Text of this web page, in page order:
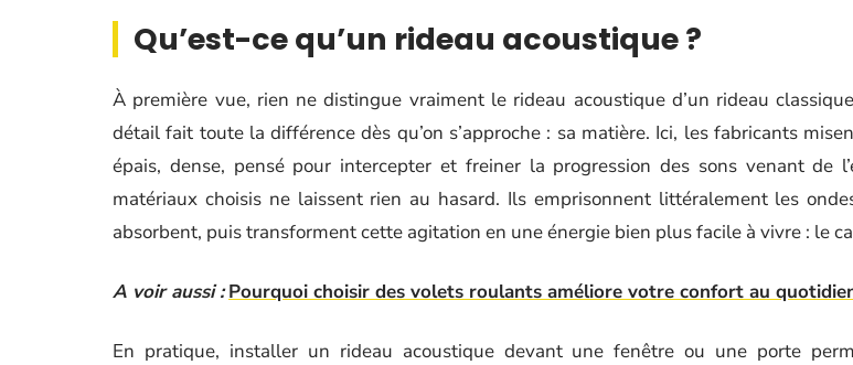
Qu’est-ce qu’un rideau acoustique ?
À première vue, rien ne distingue vraiment le rideau acoustique d’un rideau
détail fait toute la différence dès qu’on s’approche : sa matière. Ici, les fabricants
épais, dense, pensé pour intercepter et freiner la progression des sons venant de
matériaux choisis ne laissent rien au hasard. Ils emprisonnent littéralement les
absorbent, puis transforment cette agitation en une énergie bien plus facile à vivre : le
A voir aussi : Pourquoi choisir des volets roulants améliore votre confort au
En pratique, installer un rideau acoustique devant une fenêtre ou une porte